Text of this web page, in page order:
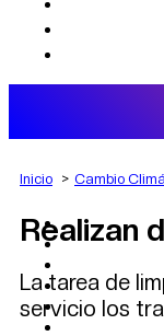
AGRO
DEPORTES
POLÍTICA
CAMBIO
Inicio Cambio
Realizan
La tarea de
servicio los